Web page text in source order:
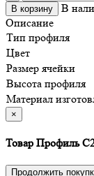
В корзину
В
Описание
Тип профиля
Цвет
Размер ячейки
Высота профиля
Материал
×
Товар Профиль
Продолжить